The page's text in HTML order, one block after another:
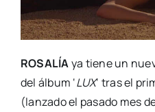
ROSALÍAya tiene un
del álbum ‘LUX‘ tras el
(lanzado el pasado mes